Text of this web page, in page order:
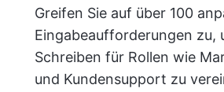
Greifen Sie auf über 100
Eingabeaufforderungen zu,
Schreiben für Rollen wie
und Kundensupport zu